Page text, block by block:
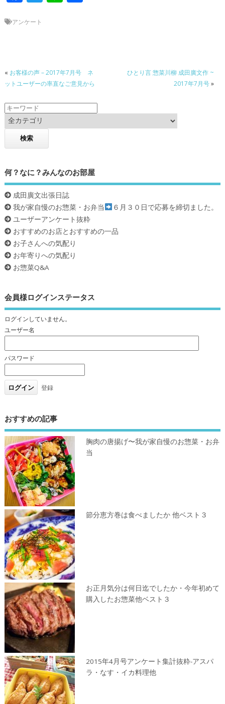
ac
e
o
k
w n
アンケート
« お客様の声 – 2017年7月号 ネ
ットユーザーの率直なご意見から
ひとり言 惣菜川柳 成田廣文作 ~
2017年7月号»
何？なに？みんなのお部屋
成田廣文出張日誌
我が家自慢のお惣菜・お弁当
６月３０日で応募を締切ました。
ユーザーアンケート抜粋
おすすめのお店とおすすめの一品
お子さんへの気配り
お年寄りへの気配り
お惣菜Q&A
会員様ログインステータス
ログインしていません。
ユーザー名
パスワード
登録
おすすめの記事
胸肉の唐揚げ〜我が家自慢のお惣菜・お弁
当
節分恵方巻は食べましたか 他ベスト３
お正月気分は何日迄でしたか・今年初めて
購入したお惣菜他ベスト３
2015年4月号アンケート集計抜粋-アスパ
ラ・なす・イカ料理他